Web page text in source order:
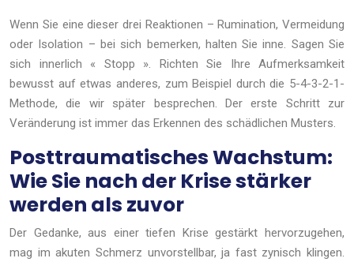
Wenn Sie eine dieser drei Reaktionen – Rumination, Vermeidung
oder Isolation – bei sich bemerken, halten Sie inne. Sagen Sie
sich innerlich « Stopp ». Richten Sie Ihre Aufmerksamkeit
bewusst auf etwas anderes, zum Beispiel durch die 5-4-3-2-1-
Methode, die wir später besprechen. Der erste Schritt zur
Veränderung ist immer das Erkennen des schädlichen Musters.
Posttraumatisches Wachstum:
Wie Sie nach der Krise stärker
werden als zuvor
Der Gedanke, aus einer tiefen Krise gestärkt hervorzugehen,
mag im akuten Schmerz unvorstellbar, ja fast zynisch klingen.